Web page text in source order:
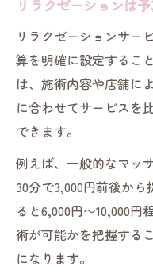
リラクゼーションは
リラクゼーションサー
算を明確に設定するこ
は、施術内容や店舗に
に合わせてサービスを
できます。
例えば、一般的なマッ
30分で3,000円前後か
ると6,000円〜10,000
術が可能かを把握する
になります。